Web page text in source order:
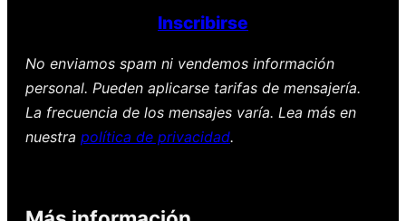
Inscribirse
No enviamos spam ni vendemos información
personal. Pueden aplicarse tarifas de mensajería.
La frecuencia de los mensajes varía. Lea más en
nuestra política de privacidad.